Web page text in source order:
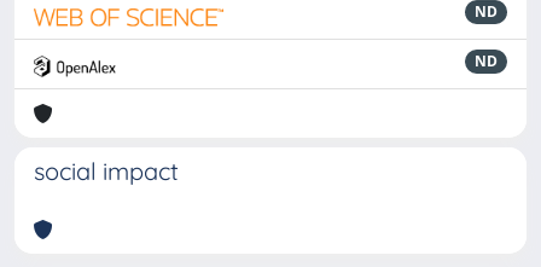
ND
ND
social impact